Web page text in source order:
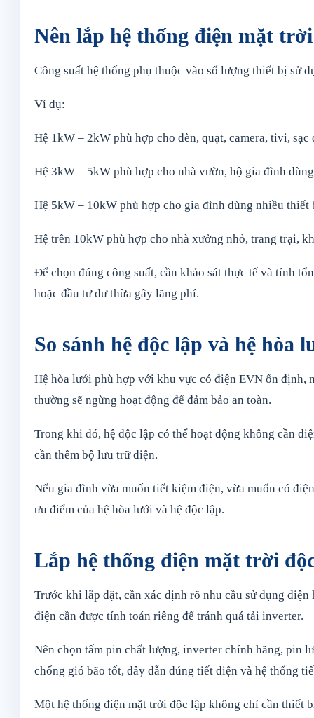
Nên lắp hệ thống điện mặt
Công suất hệ thống phụ thuộc vào số lượng thiết bị sử
Ví dụ:
Hệ 1kW – 2kW phù hợp cho đèn, quạt, camera, tivi,
Hệ 3kW – 5kW phù hợp cho nhà vườn, hộ gia đình
Hệ 5kW – 10kW phù hợp cho gia đình dùng nhiều
Hệ trên 10kW phù hợp cho nhà xưởng nhỏ, trang trại,
Để chọn đúng công suất, cần khảo sát thực tế và tính
hoặc đầu tư dư thừa gây lãng phí.
So sánh hệ độc lập và hệ hòa
Hệ hòa lưới phù hợp với khu vực có điện EVN ổn định,
thường sẽ ngừng hoạt động để đảm bảo an toàn.
Trong khi đó, hệ độc lập có thể hoạt động không cần
cần thêm bộ lưu trữ điện.
Nếu gia đình vừa muốn tiết kiệm điện, vừa muốn có
ưu điểm của hệ hòa lưới và hệ độc lập.
Lắp hệ thống điện mặt trời
Trước khi lắp đặt, cần xác định rõ nhu cầu sử dụng
điện cần được tính toán riêng để tránh quá tải inverter.
Nên chọn tấm pin chất lượng, inverter chính hãng, pin
chống gió bão tốt, dây dẫn đúng tiết diện và hệ thống
Một hệ thống điện mặt trời độc lập không chỉ cần thiết